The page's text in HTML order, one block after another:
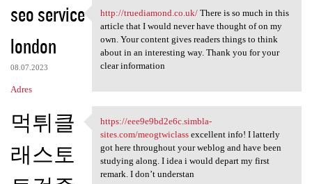
seo service
london
08.07.2023
Adres
http://truediamond.co.uk/
http://truediamond.co.uk/There is so much in this
article that I would never have thought of on my
own. Your content gives readers things to think
about in an interesting way. Thank you for your
clear information
먹튀클
래스토
https://eee9e9bd2e6c.simbla
https://eee9e9bd2e6c.simbla-
sites.com/meogtwiclassexcellent info! I latterly
got here throughout your weblog and have been
studying along. I idea i would depart my first
remark. I don’t understan